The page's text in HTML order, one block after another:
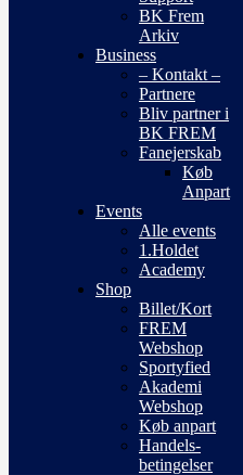
BK Frem
Arkiv
Business
– Kontakt –
Partnere
Bliv partner i
BK FREM
Fanejerskab
Køb
Anpart
Events
Alle events
1.Holdet
Academy
Shop
Billet/Kort
FREM
Webshop
Sportyfied
Akademi
Webshop
Køb anpart
Handels-
betingelser